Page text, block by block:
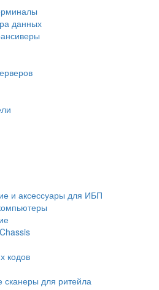
данных
и аксессуары для ИБП
кодов
для ритейла